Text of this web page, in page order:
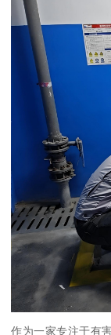
作为一家专注于有